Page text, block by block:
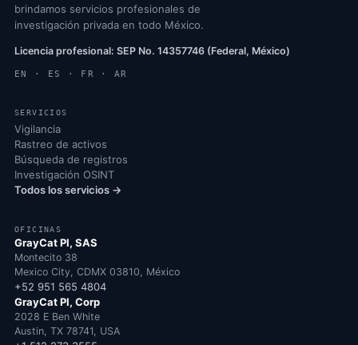
brindamos servicios profesionales de
investigación privada en todo México.
Licencia profesional: SEP No. 14357746 (Federal, México)
EN · ES · FR · AR
SERVICIOS
Vigilancia
Rastreo de activos
Búsqueda de registros
Investigación OSINT
Todos los servicios →
OFICINAS
GrayCat PI, SAS
Montecito 38
Mexico City, CDMX 03810, México
+52 951 565 4804
GrayCat PI, Corp
2028 E Ben White
Austin, TX 78741, USA